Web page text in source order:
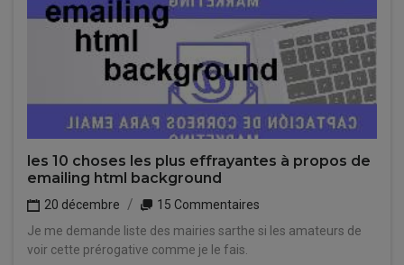
les 10 choses les plus effrayantes à propos de
emailing html background
20 décembre
15 Commentaires
Je me demande liste des mairies sarthe si les amateurs de
voir cette prérogative comme je le fais.